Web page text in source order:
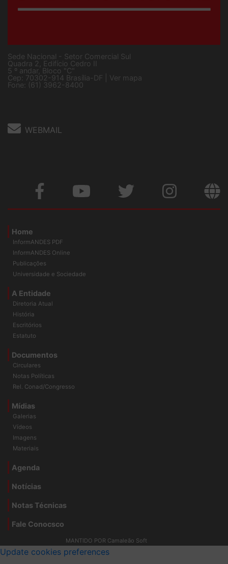
Sede Nacional - Setor Comercial Sul
Quadra 2, Edifício Cedro II
5 º andar, Bloco "C"
Cep: 70302-914 Brasília-DF | Ver mapa
Fone: (61) 3962-8400
WEBMAIL
Home
InformANDES PDF
InformANDES Online
Publicações
Universidade e Sociedade
A Entidade
Diretoria Atual
História
Escritórios
Estatuto
Documentos
Circulares
Notas Políticas
Rel. Conad/Congresso
Mídias
Galerias
Vídeos
Imagens
Materiais
Agenda
Notícias
Notas Técnicas
Fale Conocsco
MANTIDO POR Camaleão Soft
Update cookies preferences